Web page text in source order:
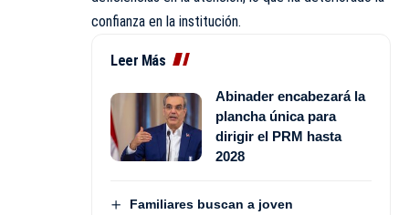
confianza en la institución.
Leer Más
Abinader encabezará la
plancha única para
dirigir el PRM hasta
2028
Familiares buscan a joven